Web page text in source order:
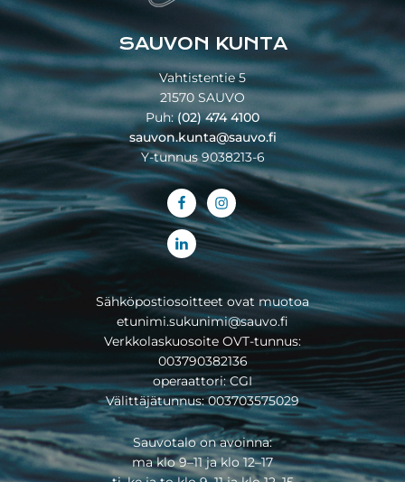
SAUVON KUNTA
Vahtistentie 5
21570 SAUVO
Puh:(02) 474 4100
sauvon.kunta@sauvo.fi
Y-tunnus 9038213-6
Sähköpostiosoitteet ovat muotoa
etunimi.sukunimi@sauvo.fi
Verkkolaskuosoite OVT-tunnus:
003790382136
operaattori: CGI
Välittäjätunnus: 003703575029
Sauvotalo on avoinna:
ma klo 9–11 ja klo 12–17